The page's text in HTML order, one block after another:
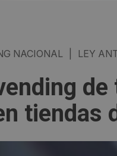
NACIONAL LEY
tiendas